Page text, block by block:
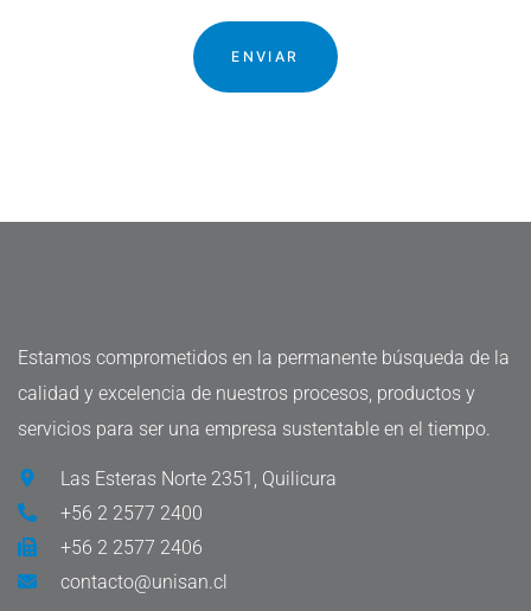
Estamos comprometidos en la permanente búsqueda de la
calidad y excelencia de nuestros procesos, productos y
servicios para ser una empresa sustentable en el tiempo.
Las Esteras Norte 2351, Quilicura
+56 2 2577 2400
+56 2 2577 2406
contacto@unisan.cl